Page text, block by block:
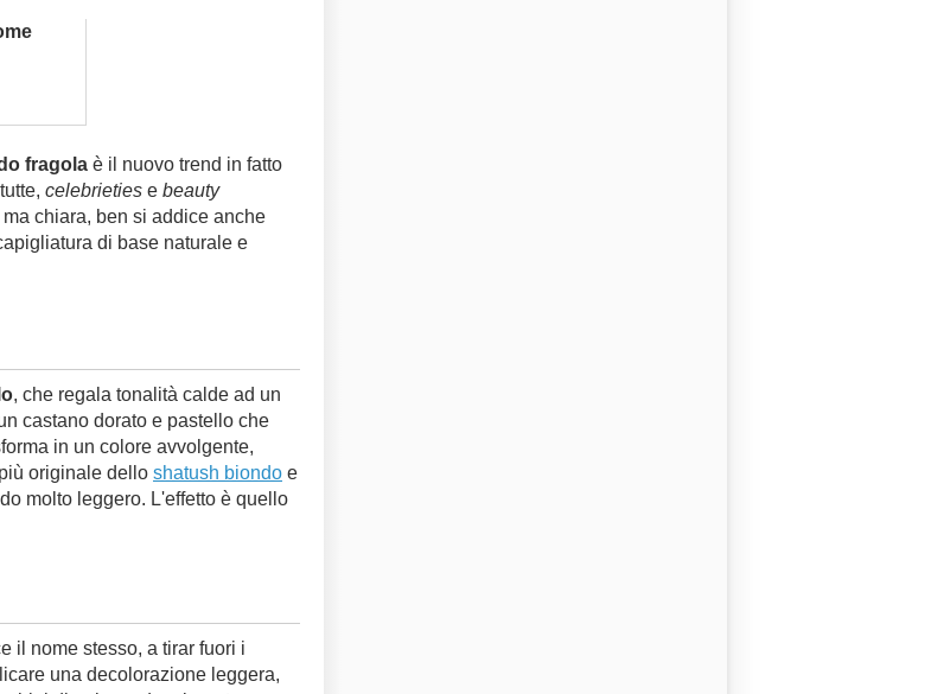
fragola è il nuovo trend in fatto
celebrieties e beauty
ma chiara, ben si addice anche
di base naturale e
, che regala tonalità calde ad un
castano dorato e pastello che
in un colore avvolgente,
originale dello shatush biondo e
molto leggero. L'effetto è quello
il nome stesso, a tirar fuori i
una decolorazione leggera,